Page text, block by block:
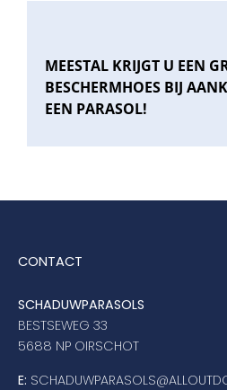
MEESTAL KRIJGT U EEN
BESCHERMHOES BIJ
EEN PARASOL!
CONTACT
SCHADUWPARASOLS
BESTSEWEG 33
5688 NP OIRSCHOT
E: